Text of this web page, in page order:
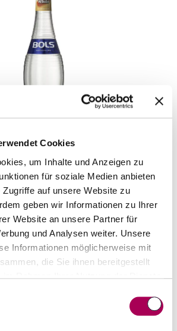
Cookies
um Inhalte und Anzeigen zu
für soziale Medien anbieten
auf unsere Website zu
geben wir Informationen zu Ihrer
Website an unsere Partner für
und Analysen weiter. Unsere
Informationen möglicherweise mit
die Sie ihnen bereitgestellt
im Rahmen Ihrer Nutzung der Dienste
Versandkosten